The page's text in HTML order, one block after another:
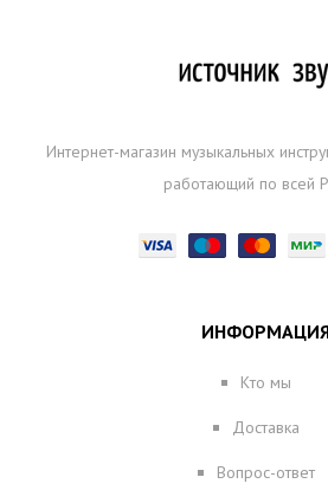
Интернет-магазин музыкальных
работающий по всей
Кто мы
Доставка
Вопрос-ответ